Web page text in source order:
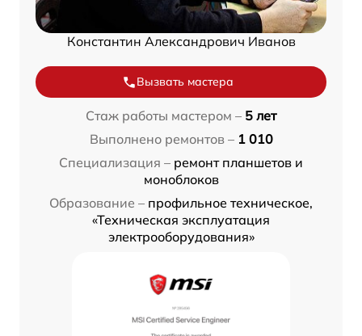
Константин Александрович Иванов
Вызвать мастера
Стаж работы мастером – 5 лет
Выполнено ремонтов – 1 010
Специализация – ремонт планшетов и
моноблоков
Образование – профильное техническое,
«Техническая эксплуатация
электрооборудования»